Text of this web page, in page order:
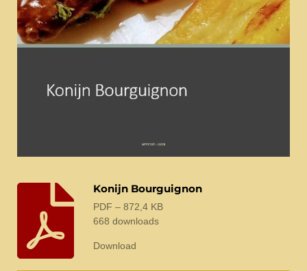
Konijn Bourguignon
PDF – 872,4 KB
668 downloads
Download